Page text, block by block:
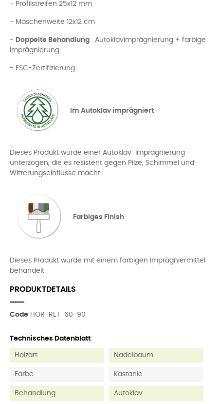
- Profilstreifen 25x12 mm
- Maschenweite 12x12 cm
- Doppelte Behandlung : Autoklavimprägnierung + farbige
Imprägnierung
- FSC-Zertifizierung
Im Autoklav imprägniert
Dieses Produkt wurde einer Autoklav-Imprägnierung
unterzogen, die es resistent gegen Pilze, Schimmel und
Witterungseinflüsse macht.
Farbiges Finish
Dieses Produkt wurde mit einem farbigen Imprägniermittel
behandelt
PRODUKTDETAILS
Code HOR-RET-60-90
Technisches Datenblatt
Holzart Nadelbaum
Farbe Kastanie
Behandlung Autoklav